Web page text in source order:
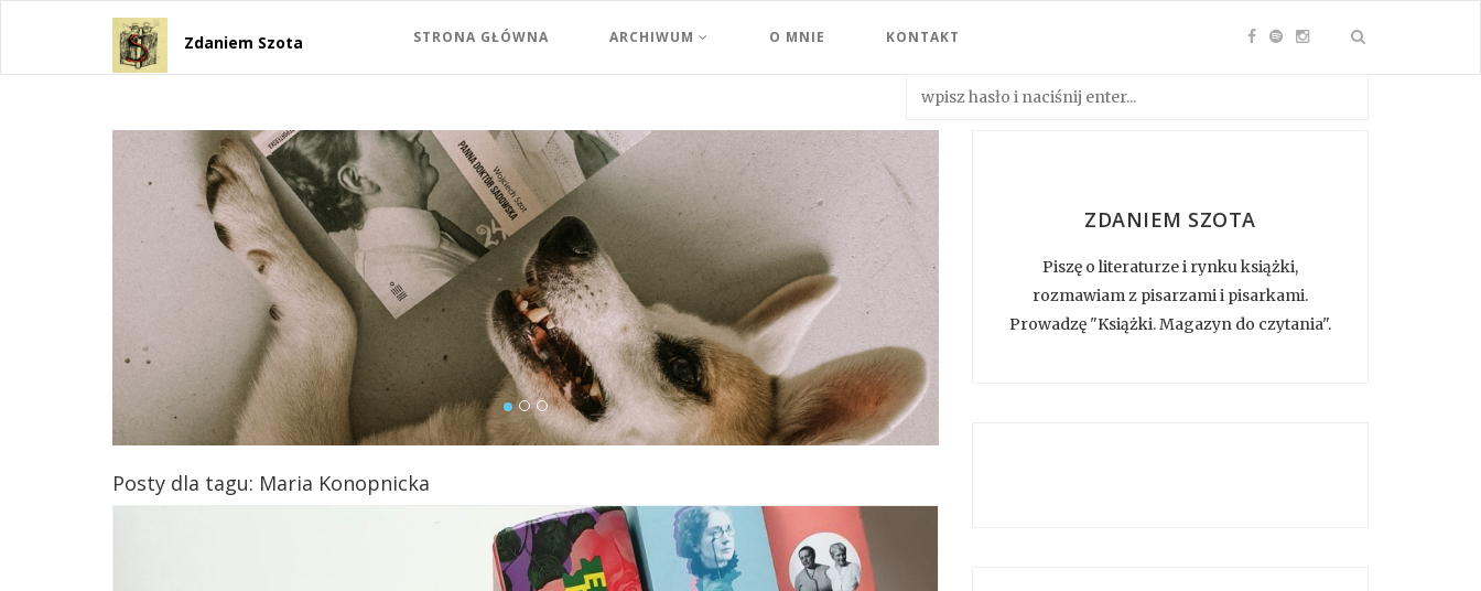
Zdaniem Szota STRONA GŁÓWNA ARCHIWUM O MNIE KONTAKT
Posty dla tagu: Maria Konopnicka
ZDANIEM SZOTA
Piszę o literaturze i rynku książki,
rozmawiam z pisarzami i pisarkami.
Prowadzę "Książki. Magazyn do czytania".